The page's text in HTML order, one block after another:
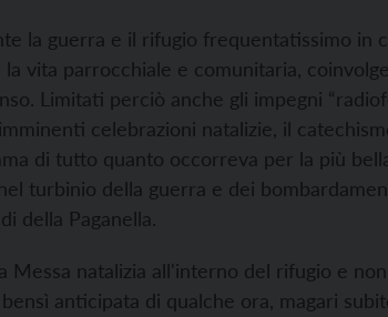
la guerra e il rifugio frequentatissimo in
la vita parrocchiale e comunitaria,
Limitati perciò anche gli impegni
celebrazioni natalizie, il
di tutto quanto occorreva per la più
turbinio della guerra e dei
della Paganella.
Messa natalizia all'interno del rifugio e
anticipata di qualche ora, magari